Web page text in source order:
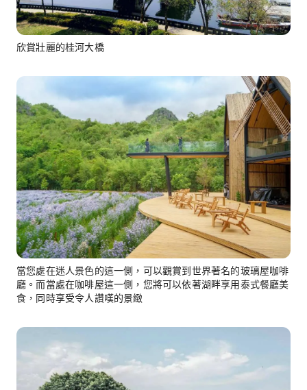
欣賞壯麗的桂河大橋
當您處在迷人景色的這一側，可以觀賞到世界著名的玻璃屋咖啡
廳。而當處在咖啡屋這一側，您將可以依著湖畔享用泰式餐廳美
食，同時享受令人讚嘆的景緻